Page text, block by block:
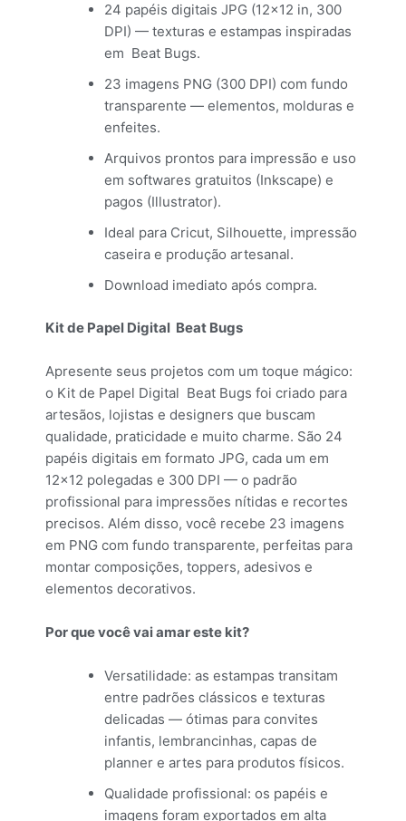
24 papéis digitais JPG (12×12 in, 300
DPI) — texturas e estampas inspiradas
em Beat Bugs.
23 imagens PNG (300 DPI) com fundo
transparente — elementos, molduras e
enfeites.
Arquivos prontos para impressão e uso
em softwares gratuitos (Inkscape) e
pagos (Illustrator).
Ideal para Cricut, Silhouette, impressão
caseira e produção artesanal.
Download imediato após compra.
Kit de Papel Digital Beat Bugs
Apresente seus projetos com um toque mágico:
o Kit de Papel Digital Beat Bugs foi criado para
artesãos, lojistas e designers que buscam
qualidade, praticidade e muito charme. São 24
papéis digitais em formato JPG, cada um em
12×12 polegadas e 300 DPI — o padrão
profissional para impressões nítidas e recortes
precisos. Além disso, você recebe 23 imagens
em PNG com fundo transparente, perfeitas para
montar composições, toppers, adesivos e
elementos decorativos.
Por que você vai amar este kit?
Versatilidade: as estampas transitam
entre padrões clássicos e texturas
delicadas — ótimas para convites
infantis, lembrancinhas, capas de
planner e artes para produtos físicos.
Qualidade profissional: os papéis e
imagens foram exportados em alta